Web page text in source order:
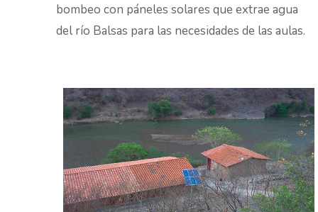
bombeo con páneles solares que extrae agua
del río Balsas para las necesidades de las aulas.